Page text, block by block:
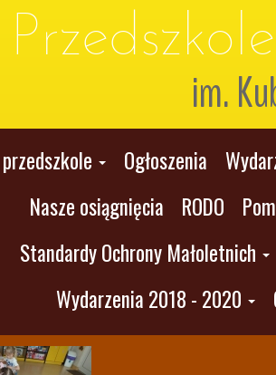
im.
Ogłoszenia
Nasze osiągnięcia
RODO
Standardy Ochrony Małoletnich
Wydarzenia 2018 - 2020